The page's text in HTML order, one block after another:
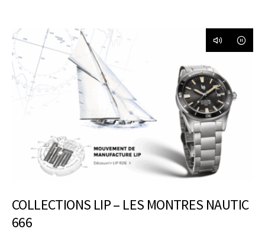
COLLECTIONS LIP – LES MONTRES NAUTIC
666